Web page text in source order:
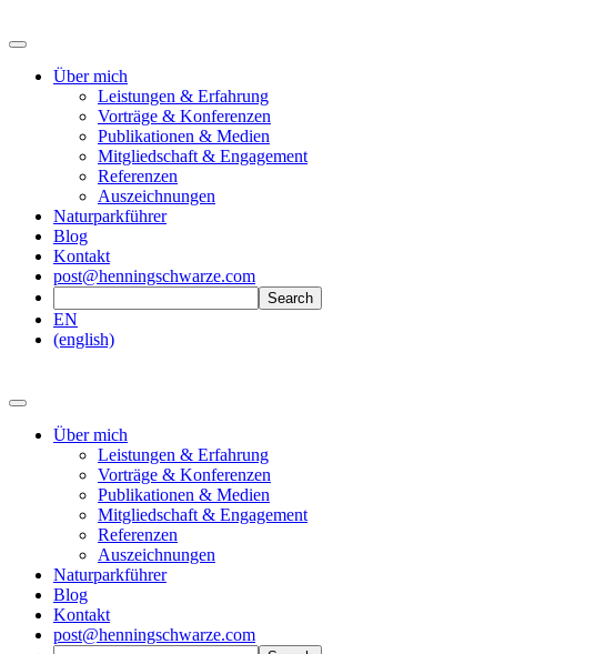
Über mich
Leistungen & Erfahrung
Vorträge & Konferenzen
Publikationen & Medien
Mitgliedschaft & Engagement
Referenzen
Auszeichnungen
Naturparkführer
Blog
Kontakt
post@henningschwarze.com
EN
(english)
Über mich
Leistungen & Erfahrung
Vorträge & Konferenzen
Publikationen & Medien
Mitgliedschaft & Engagement
Referenzen
Auszeichnungen
Naturparkführer
Blog
Kontakt
post@henningschwarze.com